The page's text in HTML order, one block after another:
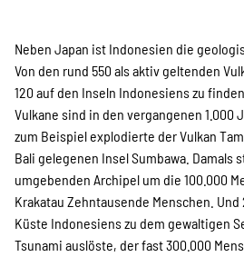
Neben Japan ist Indonesien die
Von den rund 550 als aktiv geltenden
120 auf den Inseln Indonesiens zu
Vulkane sind in den vergangenen 1.000
zum Beispiel explodierte der Vulkan
Bali gelegenen Insel Sumbawa. Damals
umgebenden Archipel um die 100.000
Krakatau Zehntausende Menschen.
Küste Indonesiens zu dem gewaltigen
Tsunami auslöste, der fast 300.000